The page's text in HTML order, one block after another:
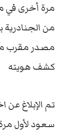
مرة أخرى في
من
كشف هويته
تم الإبلاغ عن
سعود لأول